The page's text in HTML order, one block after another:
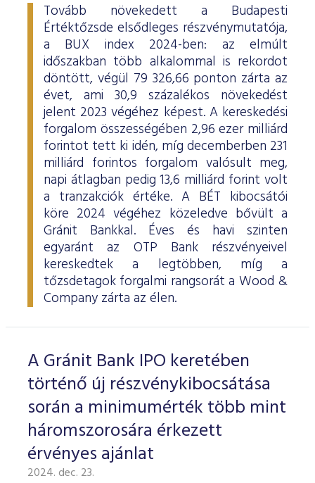
Tovább növekedett a Budapesti
Értéktőzsde elsődleges részvénymutatója,
a BUX index 2024-ben: az elmúlt
időszakban több alkalommal is rekordot
döntött, végül 79 326,66 ponton zárta az
évet, ami 30,9 százalékos növekedést
jelent 2023 végéhez képest. A kereskedési
forgalom összességében 2,96 ezer milliárd
forintot tett ki idén, míg decemberben 231
milliárd forintos forgalom valósult meg,
napi átlagban pedig 13,6 milliárd forint volt
a tranzakciók értéke. A BÉT kibocsátói
köre 2024 végéhez közeledve bővült a
Gránit Bankkal. Éves és havi szinten
egyaránt az OTP Bank részvényeivel
kereskedtek a legtöbben, míg a
tőzsdetagok forgalmi rangsorát a Wood &
Company zárta az élen.
A Gránit Bank IPO keretében
történő új részvénykibocsátása
során a minimumérték több mint
háromszorosára érkezett
érvényes ajánlat
2024. dec. 23.